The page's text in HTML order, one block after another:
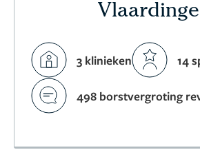
3 klinieken 14
498 borstvergroting